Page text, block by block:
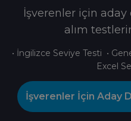
İşverenler için
alım
• İngilizce Seviye Testi •
Excel
İşverenler İçin Aday